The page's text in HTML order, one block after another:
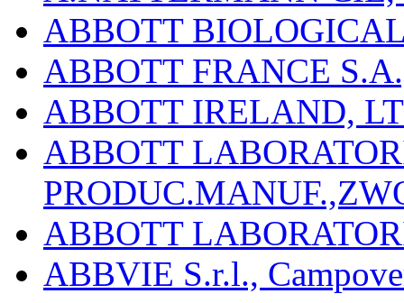
ABBOTT
ABBOTT FRANCE
ABBOTT IRELAND,
ABBOTT
ABBOTT
ABBVIE S.r.l.,